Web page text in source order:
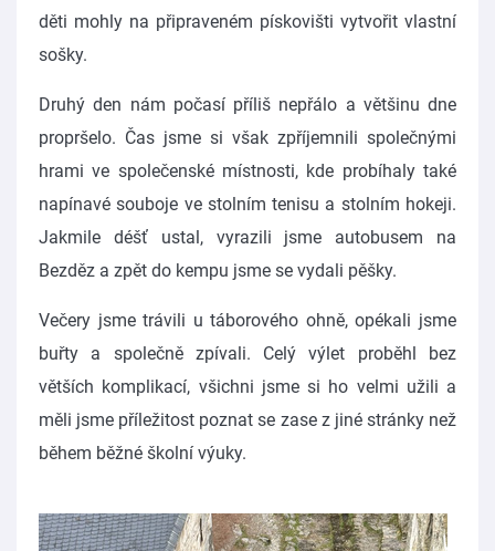
děti mohly na připraveném pískovišti vytvořit vlastní
sošky.
Druhý den nám počasí příliš nepřálo a většinu dne
propršelo. Čas jsme si však zpříjemnili společnými
hrami ve společenské místnosti, kde probíhaly také
napínavé souboje ve stolním tenisu a stolním hokeji.
Jakmile déšť ustal, vyrazili jsme autobusem na
Bezděz a zpět do kempu jsme se vydali pěšky.
Večery jsme trávili u táborového ohně, opékali jsme
buřty a společně zpívali. Celý výlet proběhl bez
větších komplikací, všichni jsme si ho velmi užili a
měli jsme příležitost poznat se zase z jiné stránky než
během běžné školní výuky.